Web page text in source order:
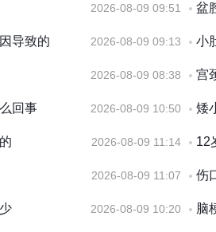
2026-08-09 09:51 盆
导致的 2026-08-09 09:13 小
2026-08-09 08:38 宫
回事 2026-08-09 10:50 矮
2026-08-09 11:14 12
2026-08-09 11:07 伤
2026-08-09 10:20 脑